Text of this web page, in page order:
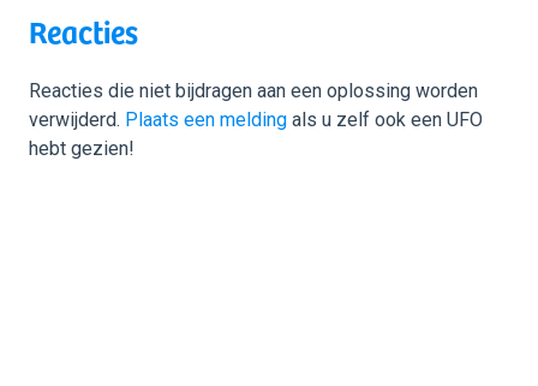
Reacties
Reacties die niet bijdragen aan een oplossing worden
verwijderd. Plaats een melding als u zelf ook een UFO
hebt gezien!